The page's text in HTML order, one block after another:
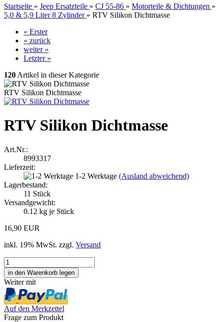
Startseite » Jeep Ersatzteile » CJ 55-86 » Motorteile & Dichtungen »
5,0 & 5,9 Liter 8 Zylinder » RTV Silikon Dichtmasse
« Erster
« zurück
weiter »
Letzter »
120 Artikel in dieser Kategorie
RTV Silikon Dichtmasse
RTV Silikon Dichtmasse
Art.Nr.:
8993317
Lieferzeit:
1-2 Werktage (Ausland abweichend)
Lagerbestand:
11 Stück
Versandgewicht:
0.12 kg je Stück
16,90 EUR
inkl. 19% MwSt. zzgl. Versand
Weiter mit
Auf den Merkzettel
Frage zum Produkt